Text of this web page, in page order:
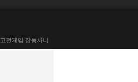
고전게임 잡동사니